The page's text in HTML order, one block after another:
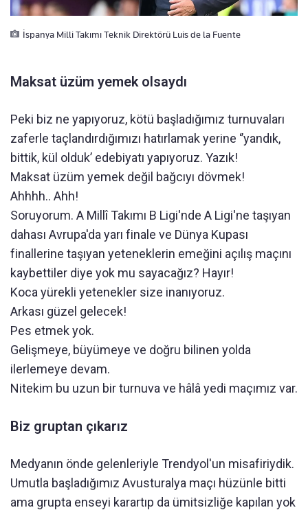
İspanya Milli Takımı Teknik Direktörü Luis de la Fuente
Maksat üzüm yemek olsaydı
Peki biz ne yapıyoruz, kötü başladığımız turnuvaları
zaferle taçlandırdığımızı hatırlamak yerine ‘’yandık,
bittik, kül olduk’ edebiyatı yapıyoruz. Yazık!
Maksat üzüm yemek değil bağcıyı dövmek!
Ahhhh.. Ahh!
Soruyorum. A Millî Takımı B Ligi'nde A Ligi'ne taşıyan
dahası Avrupa'da yarı finale ve Dünya Kupası
finallerine taşıyan yeteneklerin emeğini açılış maçını
kaybettiler diye yok mu sayacağız? Hayır!
Koca yürekli yetenekler size inanıyoruz.
Arkası güzel gelecek!
Pes etmek yok.
Gelişmeye, büyümeye ve doğru bilinen yolda
ilerlemeye devam.
Nitekim bu uzun bir turnuva ve hâlâ yedi maçımız var.
Biz gruptan çıkarız
Medyanın önde gelenleriyle Trendyol'un misafiriydik.
Umutla başladığımız Avusturalya maçı hüzünle bitti
ama grupta enseyi karartıp da ümitsizliğe kapılan yok